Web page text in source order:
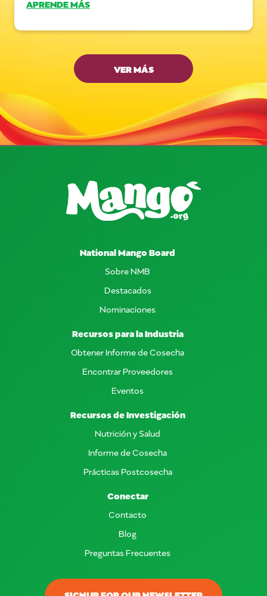
APRENDE MÁS
VER MÁS
National Mango Board
Sobre NMB
Destacados
Nominaciones
Recursos para la Industria
Obtener Informe de Cosecha
Encontrar Proveedores
Eventos
Recursos de Investigación
Nutrición y Salud
Informe de Cosecha
Prácticas Postcosecha
Conectar
Contacto
Blog
Preguntas Frecuentes